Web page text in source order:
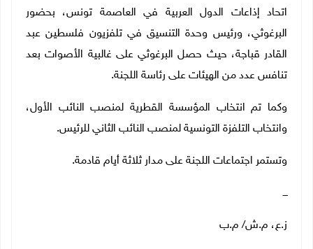
اتحاد إذاعات الدول العربية في العاصمة تونس، بحضور
البرغوثي، ورئيس وحدة التنسيق في تلفزيون فلسطين عبد
القادر قباجة، حيث حصل البرغوثي على غالبية الأصوات بعد
تنافس عدد من الهيئات على رئاسة اللجنة.
وكما تم انتخاب المؤسسة القطرية لمنصب النائب الأول،
وانتخاب التلفزة التونسية لمنصب النائب الثاني للرئيس.
وتستمر اجتماعات اللجنة على مدار ثلاثة أيام قادمة.
ـــ
ز.ع، م.ش/ م.ب